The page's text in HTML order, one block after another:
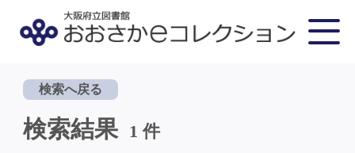
検索へ戻る
検索結果 1 件